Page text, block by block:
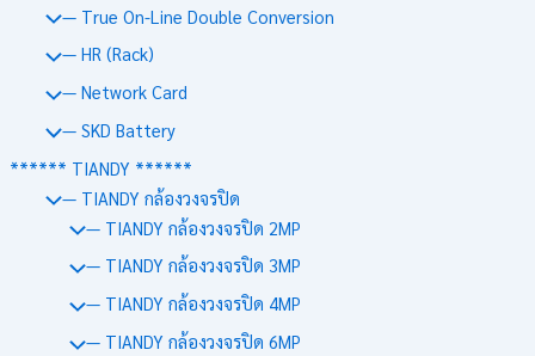
— True On-Line Double Conversion
— HR (Rack)
— Network Card
— SKD Battery
****** TIANDY ******
— TIANDY กล้องวงจรปิด
— TIANDY กล้องวงจรปิด 2MP
— TIANDY กล้องวงจรปิด 3MP
— TIANDY กล้องวงจรปิด 4MP
— TIANDY กล้องวงจรปิด 6MP